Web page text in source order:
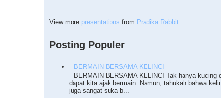
View more presentations from Pradika Rabbit
Posting Populer
BERMAIN BERSAMA KELINCI
BERMAIN BERSAMA KELINCI Tak hanya kucing
dapat kita ajak bermain. Namun, tahukah bahwa
juga sangat suka b...